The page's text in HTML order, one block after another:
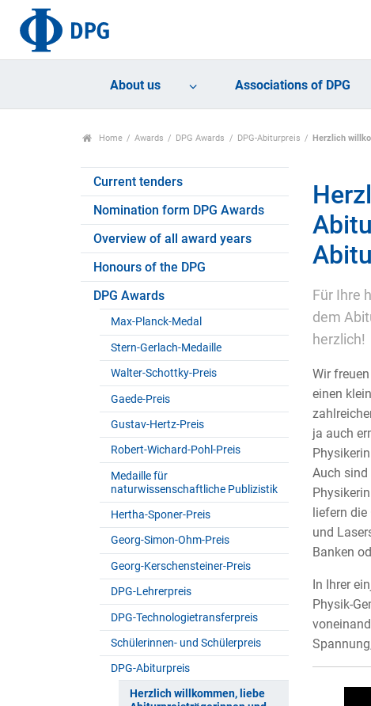
About us Associations of DPG
Home Awards DPG Awards DPG-Abiturpreis Herzlich
Current tenders
Nomination form DPG Awards
Overview of all award years
Honours of the DPG
DPG Awards
Max-Planck-Medal
Stern-Gerlach-Medaille
Walter-Schottky-Preis
Gaede-Preis
Gustav-Hertz-Preis
Robert-Wichard-Pohl-Preis
Medaille für
naturwissenschaftliche Publizistik
Hertha-Sponer-Preis
Georg-Simon-Ohm-Preis
Georg-Kerschensteiner-Preis
DPG-Lehrerpreis
DPG-Technologietransferpreis
Schülerinnen- und Schülerpreis
DPG-Abiturpreis
Herzlich willkommen, liebe
Für Ihre
dem
herzlich!
Wir
einen
ja auch
Auch
liefern
und
Banken
In Ihrer
Physik-